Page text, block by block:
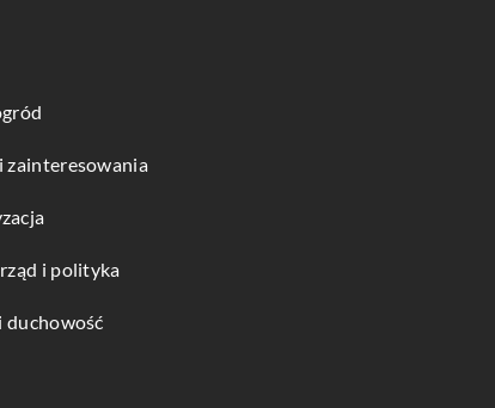
zainteresowania
i polityka
duchowość